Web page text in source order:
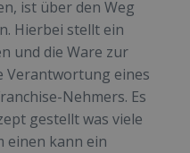
ist über den Weg
Hierbei stellt ein
und die Ware zur
Verantwortung eines
Nehmers. Es
gestellt was viele
einen kann ein